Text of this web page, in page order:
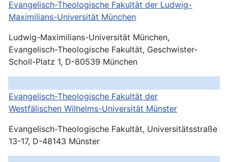
Evangelisch-Theologische Fakultät der Ludwig-
Maximilians-Universität München
Ludwig-Maximilians-Universität München,
Evangelisch-Theologische Fakultät, Geschwister-
Scholl-Platz 1, D-80539 München
Evangelisch-Theologische Fakultät der
Westfälischen Wilhelms-Universität Münster
Evangelisch-Theologische Fakultät, Universitätsstraße
13-17, D-48143 Münster